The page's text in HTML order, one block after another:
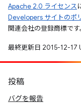
Apache 2.0 ライセンス
Developers サイトのポ
関連会社の登録商標です
最終更新日 2015-12-17
投稿
バグを報告